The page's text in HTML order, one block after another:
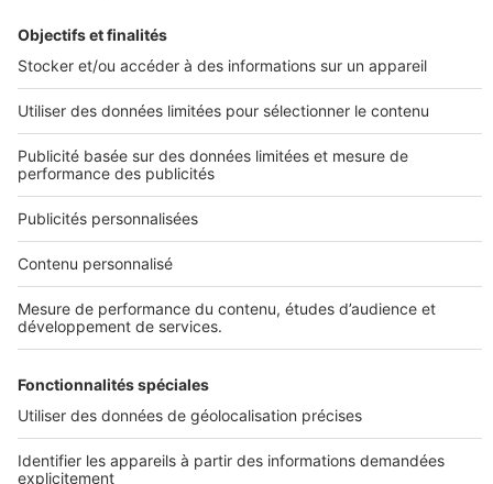
Prolonger votre recherche
Tous nos plans de maisons
Plans de maison Plans de maison de plain pied
Plans de maison à étage
Plans de maison moderne
Infos pratiques